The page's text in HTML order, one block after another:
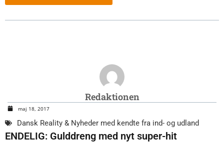
Redaktionen
maj 18, 2017
Dansk Reality & Nyheder med kendte fra ind- og udland
ENDELIG: Gulddreng med nyt super-hit